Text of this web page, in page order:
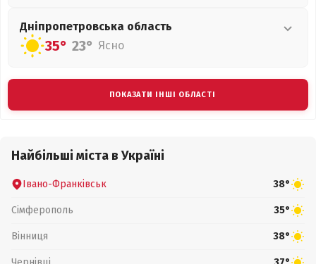
Дніпропетровська область
35° 23° Ясно
ПОКАЗАТИ ІНШІ ОБЛАСТІ
Найбільші міста в Україні
Івано-Франківськ 38°
Сімферополь 35°
Вінниця 38°